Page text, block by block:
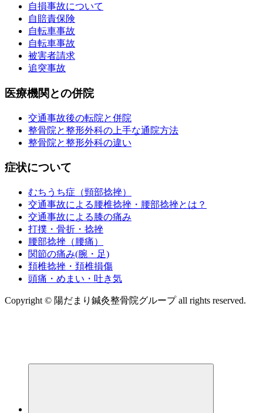
自損事故について
自賠責保険
自転車事故
自転車事故
被害者請求
追突事故
医療機関との併院
交通事故後の転院と併院
整骨院と整形外科の上手な通院方法
整骨院と整形外科の違い
症状について
むちうち症（頸部捻挫）
交通事故による腰椎捻挫・腰部捻挫とは？
交通事故による膝の痛み
打撲・骨折・捻挫
腰部捻挫（腰痛）
関節の痛み(腕・足)
頚椎捻挫・頚椎損傷
頭痛・めまい・吐き気
Copyright © 陽だまり鍼灸整骨院グループ all rights reserved.